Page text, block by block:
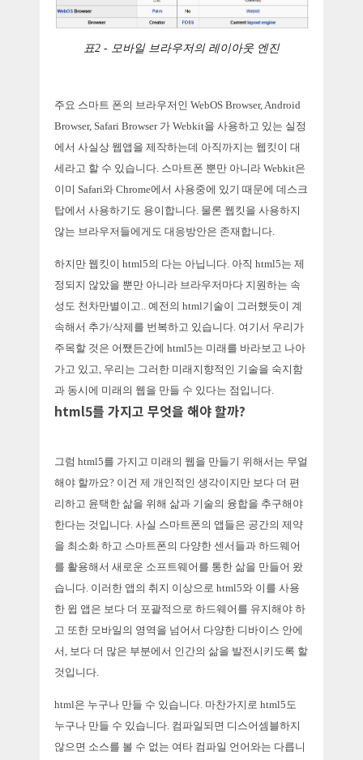
표2 - 모바일 브라우저의 레이아웃 엔진
주요 스마트 폰의 브라우저인 WebOS Browser, Android
Browser, Safari Browser 가 Webkit을 사용하고 있는 실정
에서 사실상 웹앱을 제작하는데 아직까지는 웹킷이 대
세라고 할 수 있습니다. 스마트폰 뿐만 아니라 Webkit은
이미 Safari와 Chrome에서 사용중에 있기 때문에 데스크
탑에서 사용하기도 용이합니다. 물론 웹킷을 사용하지
않는 브라우저들에게도 대응방안은 존재합니다.
하지만 웹킷이 html5의 다는 아닙니다. 아직 html5는 제
정되지 않았을 뿐만 아니라 브라우저마다 지원하는 속
성도 천차만별이고.. 예전의 html기술이 그러했듯이 계
속해서 추가/삭제를 번복하고 있습니다. 여기서 우리가
주목할 것은 어쨌든간에 html5는 미래를 바라보고 나아
가고 있고, 우리는 그러한 미래지향적인 기술을 숙지함
과 동시에 미래의 웹을 만들 수 있다는 점입니다.
html5를 가지고 무엇을 해야 할까?
그럼 html5를 가지고 미래의 웹을 만들기 위해서는 무얼
해야 할까요? 이건 제 개인적인 생각이지만 보다 더 편
리하고 윤택한 삶을 위해 삶과 기술의 융합을 추구해야
한다는 것입니다. 사실 스마트폰의 앱들은 공간의 제약
을 최소화 하고 스마트폰의 다양한 센서들과 하드웨어
를 활용해서 새로운 소프트웨어를 통한 삶을 만들어 왔
습니다. 이러한 앱의 취지 이상으로 html5와 이를 사용
한 윕 앱은 보다 더 포괄적으로 하드웨어를 유지해야 하
고 또한 모바일의 영역을 넘어서 다양한 디바이스 안에
서, 보다 더 많은 부분에서 인간의 삶을 발전시키도록 할
것입니다.
html은 누구나 만들 수 있습니다. 마찬가지로 html5도
누구나 만들 수 있습니다. 컴파일되면 디스어셈블하지
않으면 소스를 볼 수 없는 여타 컴파일 언어와는 다릅니